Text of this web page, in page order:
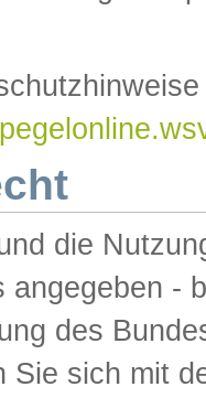
die
angegeben -
des
Sie sich mit